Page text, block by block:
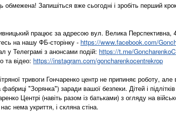
обмежена! Запишіться вже сьогодні і зробіть перший
працює за адресою вул. Велика
на нашу ФБ-сторінку - https://www.facebook.com/
у Телеграмі з анонсами подій: https://t.me/
та відео: https://instagram.com/goncharenkocentrekrop
тривоги Гончаренко центр не припиняє роботу,
фабриці "Зорянка") заради вашої безпеки. Дітей і
Центрі (навіть разом із батьками) з огляду на
нема укриття, і скляна стіна.